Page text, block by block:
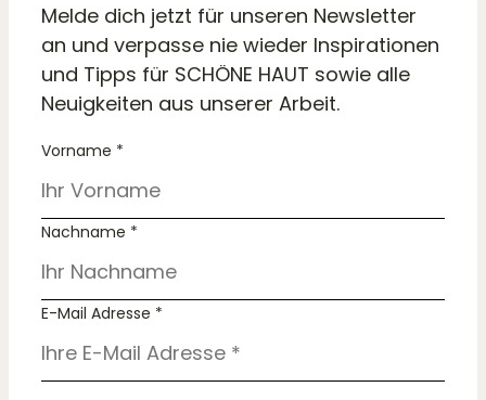
Melde dich jetzt für unseren Newsletter
an und verpasse nie wieder Inspirationen
und Tipps für SCHÖNE HAUT sowie alle
Neuigkeiten aus unserer Arbeit.
Vorname *
Nachname *
E-Mail Adresse *